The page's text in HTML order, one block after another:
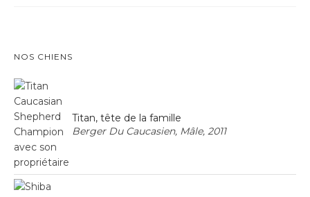
NOS CHIENS
Titan, tête de la famille
Berger Du Caucasien, Mâle, 2011